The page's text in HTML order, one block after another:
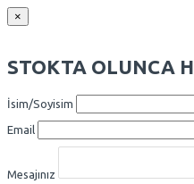
×
STOKTA OLUNCA
İsim/Soyisim
Email
Mesajınız